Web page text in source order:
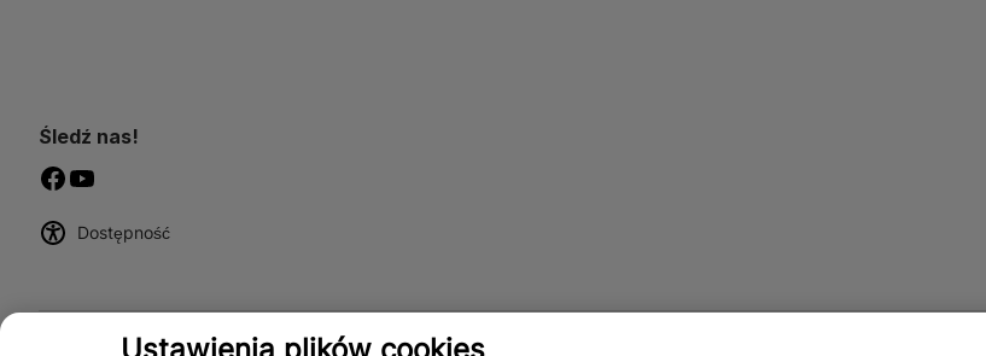
Śledź nas!
Dostępność